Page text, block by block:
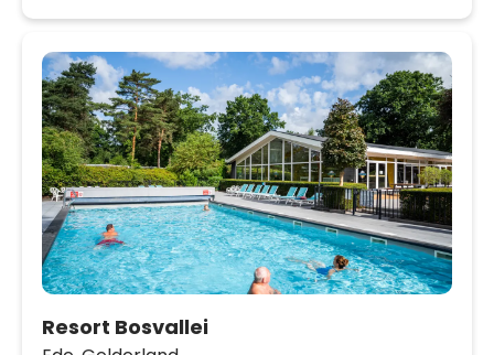
Resort Bosvallei